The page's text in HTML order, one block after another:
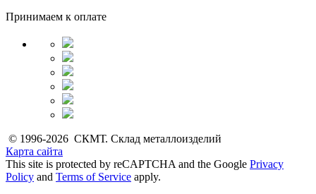
Принимаем к оплате
© 1996-2026 СКМТ. Склад металлоизделий
Карта сайта
This site is protected by reCAPTCHA and the Google Privacy
Policy and Terms of Service apply.